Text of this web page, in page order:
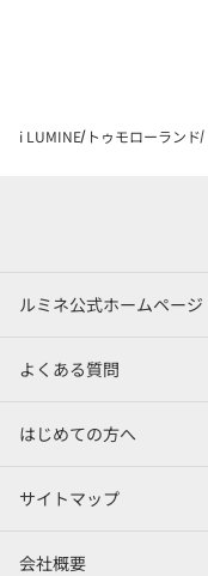
i LUMINE トゥモローランド
ルミネ公式ホームページ
よくある質問
はじめての方へ
サイトマップ
会社概要